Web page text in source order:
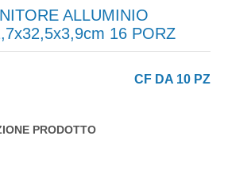
ALLUMINIO
16 PORZ
CF DA 10 PZ
PRODOTTO